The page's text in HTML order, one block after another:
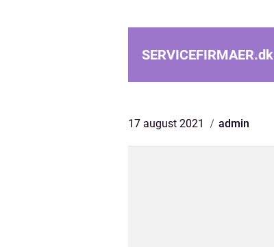
SERVICEFIRMAER.dk
17 august 2021 admin